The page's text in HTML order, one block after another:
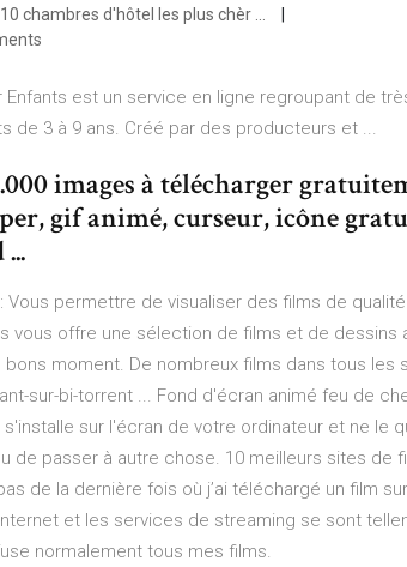
chambres d'hôtel les plus chèr ...
Enfants est un service en ligne regroupant de
de 3 à 9 ans. Créé par des producteurs et ...
images à télécharger
gif animé, curseur, icône
Vous permettre de visualiser des films de
vous offre une sélection de films et de dessins
bons moment. De nombreux films dans tous les
sur-bi-torrent ... Fond d'écran animé feu de
sur l'écran de votre ordinateur et ne le
de passer à autre chose. 10 meilleurs sites de
de la dernière fois où j’ai téléchargé un film
et les services de streaming se sont
normalement tous mes films.